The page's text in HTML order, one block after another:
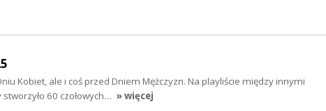
Kobiet, ale i coś przed Dniem Mężczyzn. Na playliście między innymi
60 czołowych… » więcej